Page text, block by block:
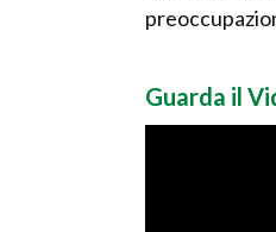
Guarda il